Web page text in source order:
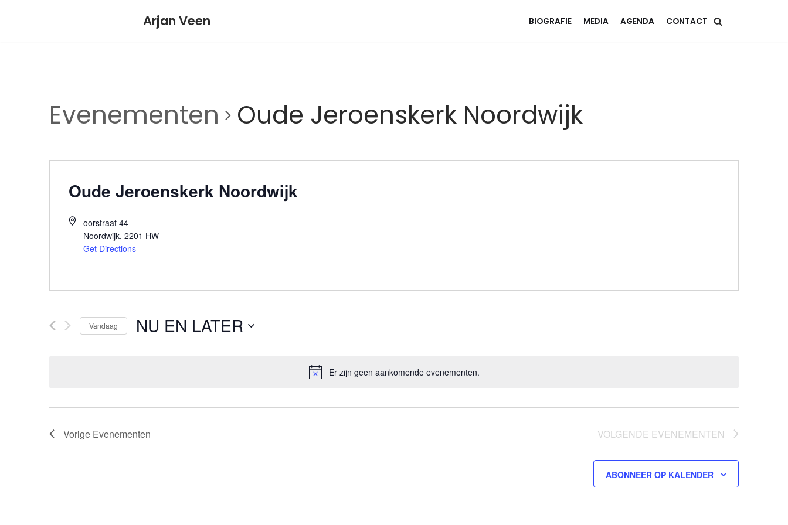
Arjan Veen BIOGRAFIE MEDIA AGENDA CONTACT
Er zijn geen aankomende evenementen.
Evenementen Oude Jeroenskerk Noordwijk
Oude Jeroenskerk Noordwijk
oorstraat 44
Noordwijk, 2201 HW
Get Directions
Vandaag NU EN LATER
Vorige Evenementen VOLGENDE EVENEMENTEN
ABONNEER OP KALENDER